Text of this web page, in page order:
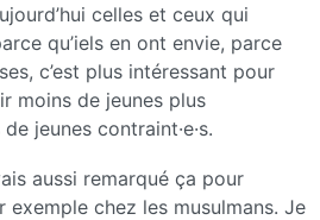
celles et ceux qui
qu’iels en ont envie, parce
c’est plus intéressant pour
moins de jeunes plus
jeunes contraint·e·s.
aussi remarqué ça pour
exemple chez les musulmans. Je